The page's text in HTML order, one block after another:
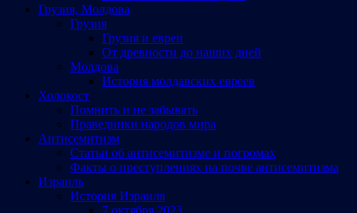
Грузия, Молдова
Грузия
Грузия и евреи
От древности до наших дней
Молдова
История молдавских евреев
Холокост
Помнить и не забывать
Праведники народов мира
Антисемитизм
Статьи об антисемитизме и погромах
Факты о преступлениях на почве антисемитизма
Израиль
История Израиля
7 октября 2023